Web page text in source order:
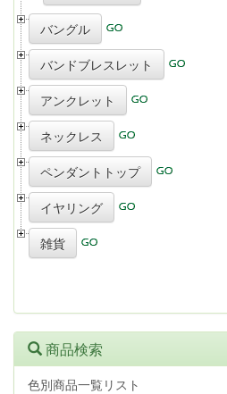
バングル
バンドブレスレット
アンクレット
ネックレス
ペンダントトップ
イヤリング
雑貨
商品検索
色別商品一覧リスト